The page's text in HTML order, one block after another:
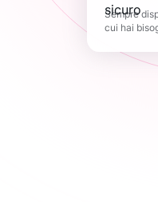
Sempre
cui hai